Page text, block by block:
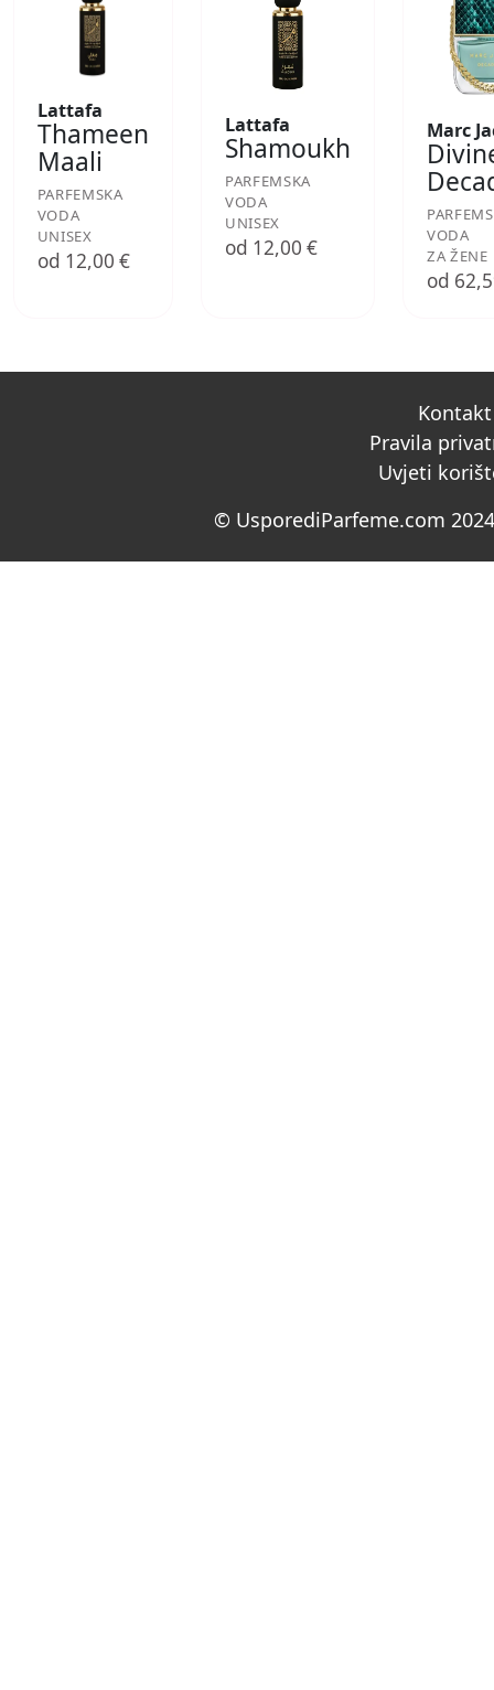
Lattafa
Thameen
Maali
PARFEMSKA
VODA
UNISEX
od 12,00 €
Lattafa
Shamoukh
PARFEMSKA
VODA
UNISEX
od 12,00 €
Marc
VODA
ZA ŽENE
od
Kontakt
Pravila
Uvjeti
© UsporediParfeme.com